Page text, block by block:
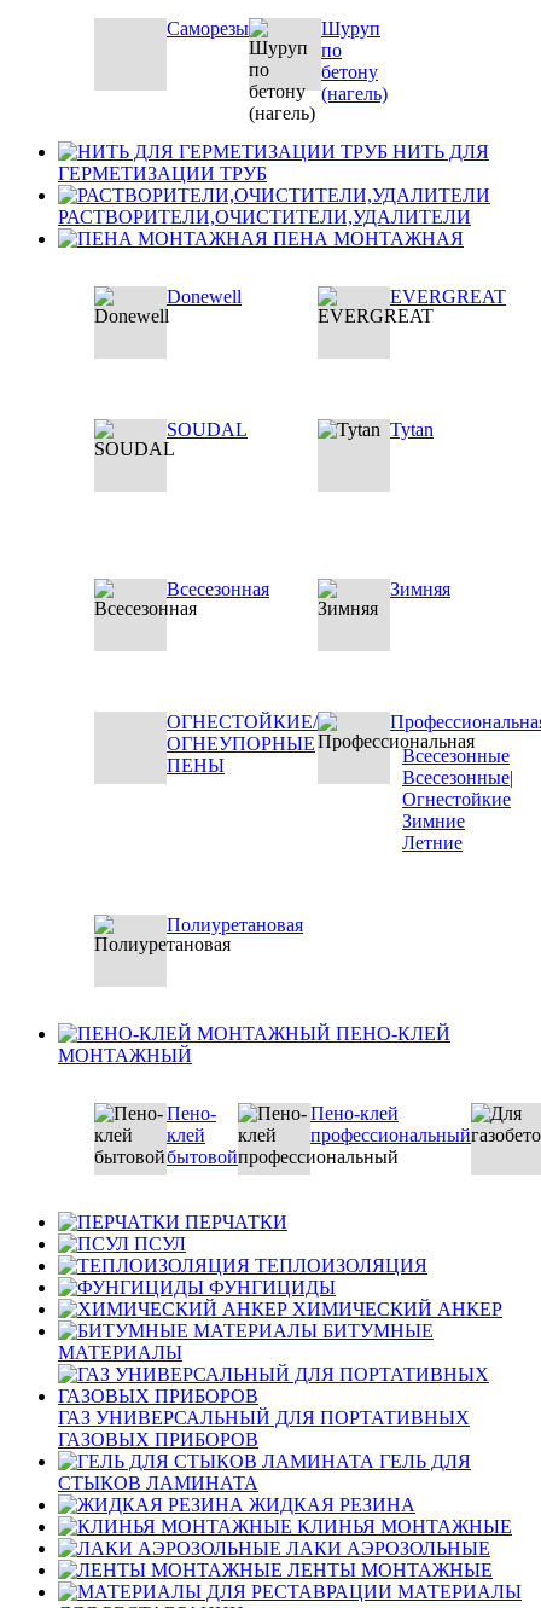
Саморезы
Шуруп
по
бетону
(нагель)
НИТЬ ДЛЯ
ГЕРМЕТИЗАЦИИ ТРУБ
РАСТВОРИТЕЛИ,ОЧИСТИТЕЛИ,УДАЛИТЕЛИ
ПЕНА МОНТАЖНАЯ
Donewell EVERGREAT
SOUDAL Tytan
Всесезонная Зимняя
ОГНЕСТОЙКИЕ/
ОГНЕУПОРНЫЕ
ПЕНЫ
Всесезонные
Всесезонные|
Огнестойкие
Зимние
Летние
Полиуретановая
ПЕНО-КЛЕЙ
МОНТАЖНЫЙ
Пено-
клей
бытовой
Пено-клей
профессиональный
ПЕРЧАТКИ
ПСУЛ
ТЕПЛОИЗОЛЯЦИЯ
ФУНГИЦИДЫ
ХИМИЧЕСКИЙ АНКЕР
БИТУМНЫЕ
МАТЕРИАЛЫ
ГАЗ УНИВЕРСАЛЬНЫЙ ДЛЯ ПОРТАТИВНЫХ
ГАЗОВЫХ ПРИБОРОВ
ГЕЛЬ ДЛЯ
СТЫКОВ ЛАМИНАТА
ЖИДКАЯ РЕЗИНА
КЛИНЬЯ МОНТАЖНЫЕ
ЛАКИ АЭРОЗОЛЬНЫЕ
ЛЕНТЫ МОНТАЖНЫЕ
МАТЕРИАЛЫ